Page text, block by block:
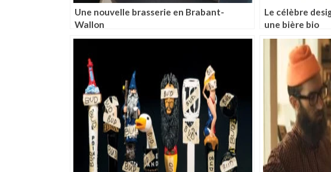
Une nouvelle brasserie en Brabant-
Wallon
Le célèbre
une bière bio